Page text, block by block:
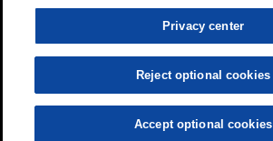
Privacy center
Reject optional cookies
Accept optional cookies